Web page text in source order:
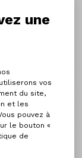
une
vos
du site,
et les
pouvez à
le bouton «
de